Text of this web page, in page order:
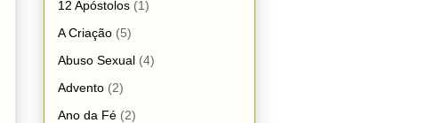
12 Apóstolos (1)
A Criação (5)
Abuso Sexual (4)
Advento (2)
Ano da Fé (2)